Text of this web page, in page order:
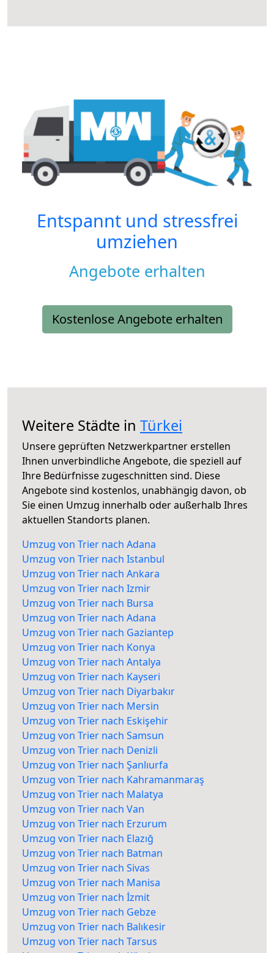
Entspannt und stressfrei
umziehen
Angebote erhalten
Kostenlose Angebote erhalten
Weitere Städte in Türkei
Unsere geprüften Netzwerkpartner erstellen
Ihnen unverbindliche Angebote, die speziell auf
Ihre Bedürfnisse zugeschnitten sind. Diese
Angebote sind kostenlos, unabhängig davon, ob
Sie einen Umzug innerhalb oder außerhalb Ihres
aktuellen Standorts planen.
Umzug von Trier nach Adana
Umzug von Trier nach Istanbul
Umzug von Trier nach Ankara
Umzug von Trier nach Izmir
Umzug von Trier nach Bursa
Umzug von Trier nach Adana
Umzug von Trier nach Gaziantep
Umzug von Trier nach Konya
Umzug von Trier nach Antalya
Umzug von Trier nach Kayseri
Umzug von Trier nach Diyarbakır
Umzug von Trier nach Mersin
Umzug von Trier nach Eskişehir
Umzug von Trier nach Samsun
Umzug von Trier nach Denizli
Umzug von Trier nach Şanlıurfa
Umzug von Trier nach Kahramanmaraş
Umzug von Trier nach Malatya
Umzug von Trier nach Van
Umzug von Trier nach Erzurum
Umzug von Trier nach Elazığ
Umzug von Trier nach Batman
Umzug von Trier nach Sivas
Umzug von Trier nach Manisa
Umzug von Trier nach İzmit
Umzug von Trier nach Gebze
Umzug von Trier nach Balıkesir
Umzug von Trier nach Tarsus